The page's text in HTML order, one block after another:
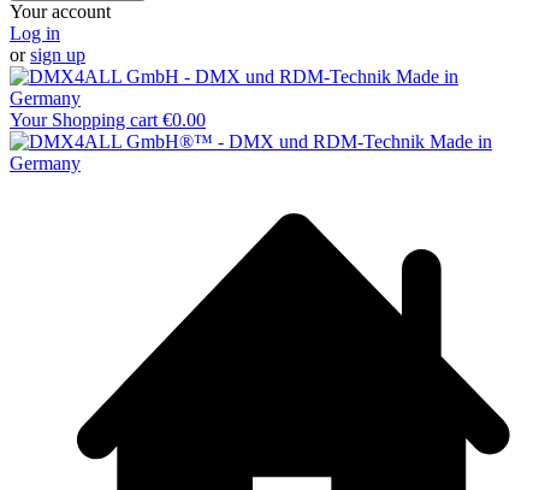
Your account
Log in
orsign up
Your Shopping cart €0.00